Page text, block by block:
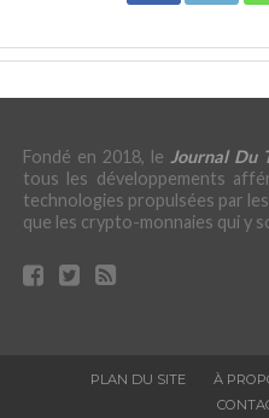
Fondé en 2018, le Journal Du
tous les développements
technologies propulsées par
que les crypto-monnaies qui y
PLAN DU SITE À